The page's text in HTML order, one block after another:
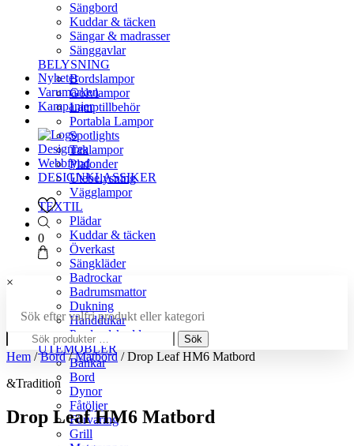
Sängbord
Kuddar & täcken
Sängar & madrasser
Sänggavlar
BELYSNING
Bordslampor
Golvlampor
Lamptillbehör
Portabla Lampor
Spotlights
Taklampor
Plafonder
Utebelysning
Vägglampor
TEXTIL
Plädar
Kuddar & täcken
Överkast
Sängkläder
Badrockar
Badrumsmattor
Dukning
Handdukar
Prydnadskuddar
UTEMÖBLER
Bänkar
Bord
Dynor
Fåtöljer
Förvaring
Grill
Nyheter
Varumärken
Kampanjer
Designrea
Webbfynd
DESIGNKLASSIKER
0
×
Sök efter valfri produkt eller kategori
Sök
efter:
Sök
Hem /Bord/Matbord / Drop Leaf HM6 Matbord
&Tradition
Drop Leaf HM6 Matbord